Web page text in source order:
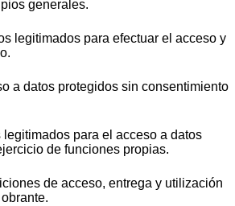
generales.
legitimados para efectuar el acceso y
a datos protegidos sin consentimiento
para el acceso a datos
de funciones propias.
de acceso, entrega y utilización